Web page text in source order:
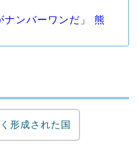
ナンバーワンだ」 熊
互RSS
形成された国